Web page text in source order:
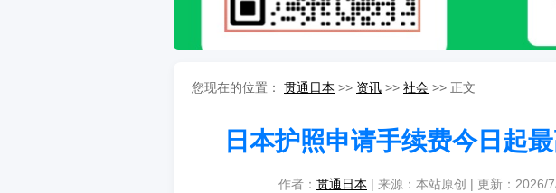
您现在的位置： 贯通日本 >> 资讯 >> 社会 >> 正文
日本护照申请手续费今日起
作者： 贯通日本 | 来源：本站原创 | 更新：2026/